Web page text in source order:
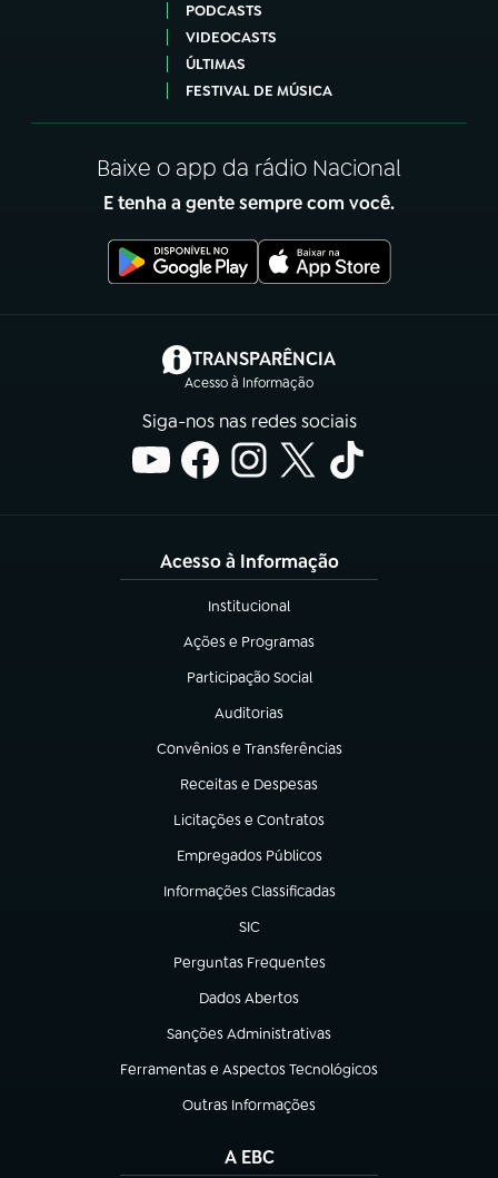
PODCASTS
VIDEOCASTS
ÚLTIMAS
FESTIVAL DE MÚSICA
Baixe o app da rádio Nacional
E tenha a gente sempre com você.
TRANSPARÊNCIA
Acesso à Informação
(abre em nova aba)
Siga-nos nas redes sociais
Acesso à Informação
Institucional
(abre em nova aba)
Ações e Programas
(abre em nova aba)
Participação Social
(abre em nova aba)
Auditorias
(abre em nova aba)
Convênios e Transferências
(abre em nova aba)
Receitas e Despesas
(abre em nova aba)
Licitações e Contratos
(abre em nova aba)
Empregados Públicos
(abre em nova aba)
Informações Classificadas
(abre em nova aba)
SIC
(abre em nova aba)
Perguntas Frequentes
(abre em nova aba)
Dados Abertos
(abre em nova aba)
Sanções Administrativas
(abre em nova aba)
Ferramentas e Aspectos Tecnológicos
(abre em nova aba)
Outras Informações
(abre em nova aba)
A EBC